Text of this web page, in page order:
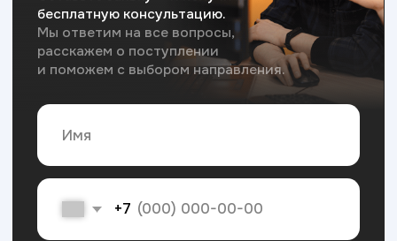
Политика конфиденциальности
Московский Международный Университет
Информационных Технологий “Академия
ТОП” ИНН 9715452770